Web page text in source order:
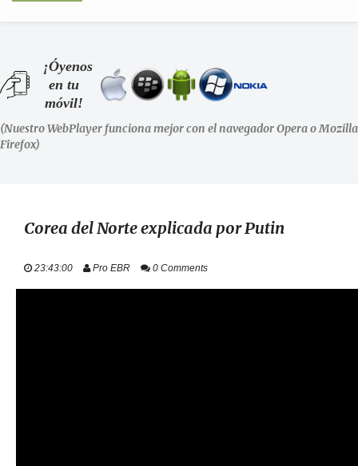
SHOWS
LA RADIO
STAFF
EVENTOS
¡Óyenos
en tu
móvil!
(Nuestro WebPlayer funciona mejor con el navegador Opera o Mozilla
Firefox)
Corea del Norte explicada por Putin
23:43:00 Pro EBR 0 Comments